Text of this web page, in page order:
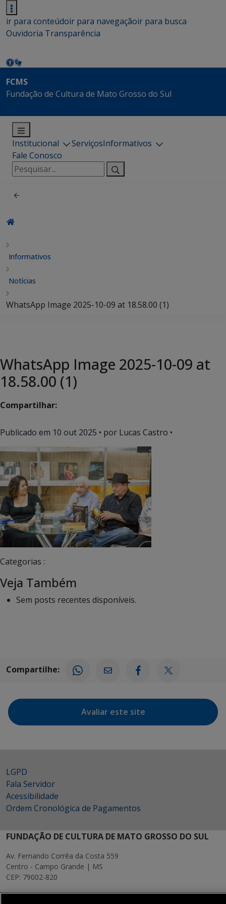
ir para conteúdoir para navegaçãoir para busca
Ouvidoria Transparência
FCMS
Fundação de Cultura de Mato Grosso do Sul
Institucional ServiçosInformativos
Fale Conosco
Pesquisar
por:
Informativos
Notícias
WhatsApp Image 2025-10-09 at 18.58.00 (1)
WhatsApp Image 2025-10-09 at
18.58.00 (1)
Compartilhar:
Publicado em 10 out 2025 • por Lucas Castro •
Categorias :
Veja Também
Sem posts recentes disponíveis.
Compartilhe:
Avaliar este site
LGPD
Fala Servidor
Acessibilidade
Ordem Cronológica de Pagamentos
FUNDAÇÃO DE CULTURA DE MATO GROSSO DO SUL
Av. Fernando Corrêa da Costa 559
Centro - Campo Grande | MS
CEP: 79002-820
MAPA